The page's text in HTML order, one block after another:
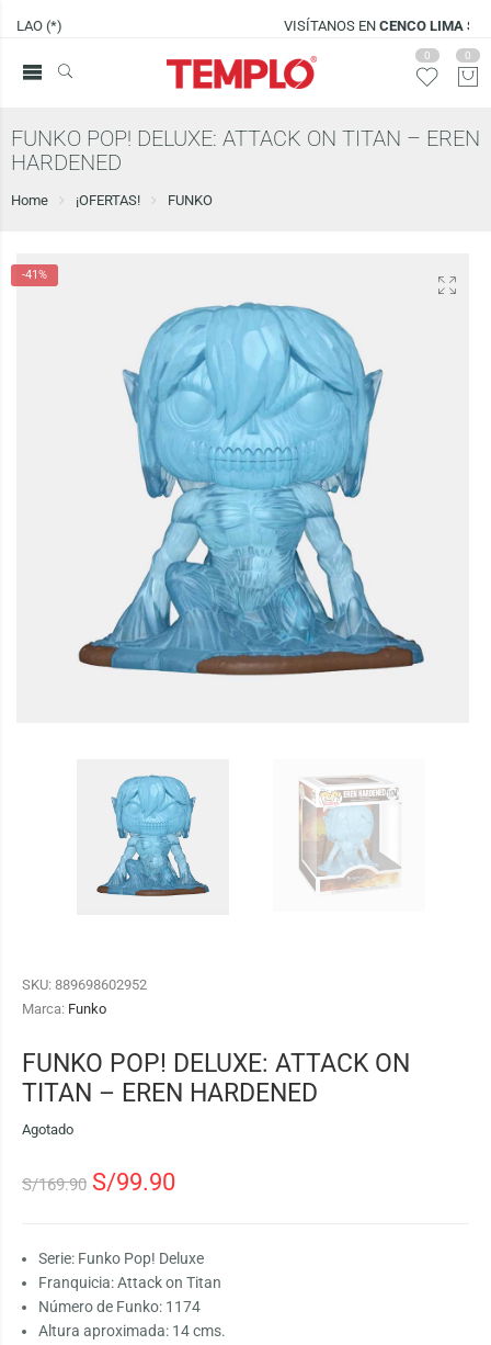
CENCO LIMA SUR
0 0
FUNKO POP! DELUXE: ATTACK ON TITAN – EREN
HARDENED
Home ¡OFERTAS! FUNKO
-41%
SKU: 889698602952
Marca: Funko
FUNKO POP! DELUXE: ATTACK ON
TITAN – EREN HARDENED
Agotado
S/169.90 S/99.90
Serie: Funko Pop! Deluxe
Franquicia: Attack on Titan
Número de Funko: 1174
Altura aproximada: 14 cms.